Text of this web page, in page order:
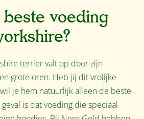
voeding
terrier valt op door zijn
grote oren. Heb jij dit vrolijke
je hem natuurlijk alleen de beste
is dat voeding die speciaal